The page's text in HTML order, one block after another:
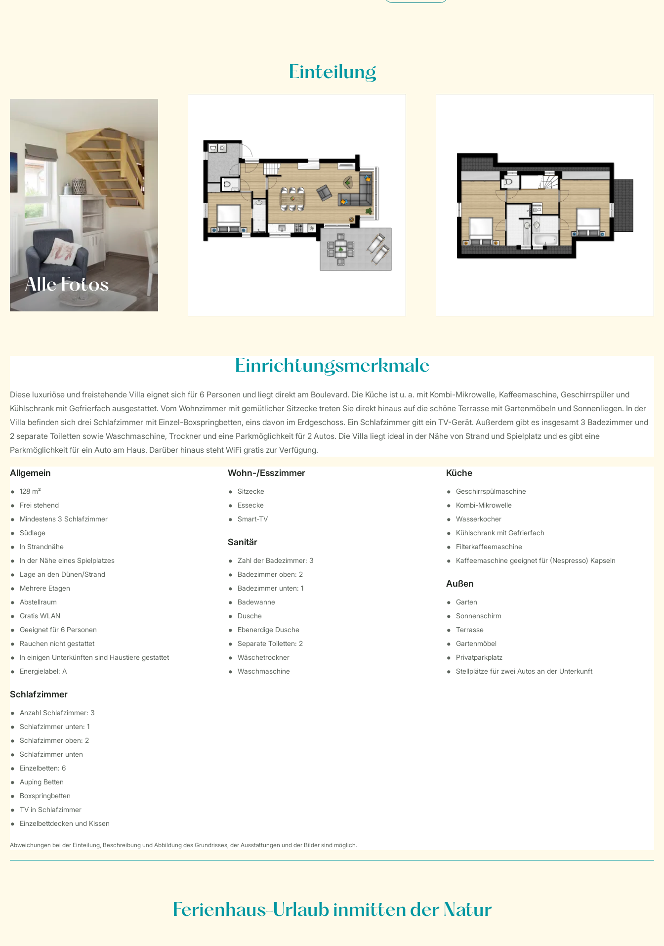
Einteilung
Alle Fotos
Einrichtungsmerkmale
Diese luxuriöse und freistehende Villa eignet sich für 6 Personen und liegt direkt am Boulevard. Die Küche ist u. a. mit Kombi-Mikrowelle, Kaffeemaschine, Geschirrspüler und
Kühlschrank mit Gefrierfach ausgestattet. Vom Wohnzimmer mit gemütlicher Sitzecke treten Sie direkt hinaus auf die schöne Terrasse mit Gartenmöbeln und Sonnenliegen. In der
Villa befinden sich drei Schlafzimmer mit Einzel-Boxspringbetten, eins davon im Erdgeschoss. Ein Schlafzimmer gitt ein TV-Gerät. Außerdem gibt es insgesamt 3 Badezimmer und
2 separate Toiletten sowie Waschmaschine, Trockner und eine Parkmöglichkeit für 2 Autos. Die Villa liegt ideal in der Nähe von Strand und Spielplatz und es gibt eine
Parkmöglichkeit für ein Auto am Haus. Darüber hinaus steht WiFi gratis zur Verfügung.
Allgemein
128 m²
Frei stehend
Mindestens 3 Schlafzimmer
Südlage
In Strandnähe
In der Nähe eines Spielplatzes
Lage an den Dünen/Strand
Mehrere Etagen
Abstellraum
Gratis WLAN
Geeignet für 6 Personen
Rauchen nicht gestattet
In einigen Unterkünften sind Haustiere gestattet
Energielabel: A
Schlafzimmer
Anzahl Schlafzimmer: 3
Schlafzimmer unten: 1
Schlafzimmer oben: 2
Schlafzimmer unten
Einzelbetten: 6
Auping Betten
Boxspringbetten
TV in Schlafzimmer
Einzelbettdecken und Kissen
Wohn-/Esszimmer
Sitzecke
Essecke
Smart-TV
Sanitär
Zahl der Badezimmer: 3
Badezimmer oben: 2
Badezimmer unten: 1
Badewanne
Dusche
Ebenerdige Dusche
Separate Toiletten: 2
Wäschetrockner
Waschmaschine
Küche
Geschirrspülmaschine
Kombi-Mikrowelle
Wasserkocher
Kühlschrank mit Gefrierfach
Filterkaffeemaschine
Kaffeemaschine geeignet für (Nespresso) Kapseln
Außen
Garten
Sonnenschirm
Terrasse
Gartenmöbel
Privatparkplatz
Stellplätze für zwei Autos an der Unterkunft
Abweichungen bei der Einteilung, Beschreibung und Abbildung des Grundrisses, der Ausstattungen und der Bilder sind möglich.
Ferienhaus-Urlaub inmitten der Natur